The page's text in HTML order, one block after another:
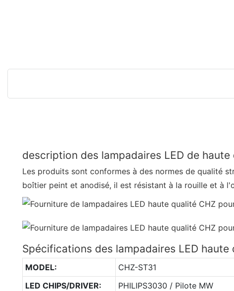
description des lampadaires LED de haute
Les produits sont conformes à des normes de qualité
boîtier peint et anodisé, il est résistant à la rouille et à
Spécifications des lampadaires LED haute
MODEL:
CHZ-ST31
LED CHIPS/DRIVER:
PHILIPS3030 / Pilote MW